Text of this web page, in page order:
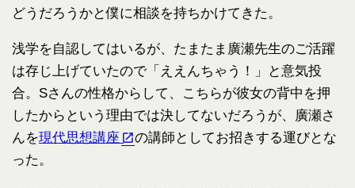
どうだろうかと僕に相談を持ちかけてきた。
浅学を自認してはいるが、たまたま廣瀬先生のご活躍
は存じ上げていたので「ええんちゃう！」と意気投
合。Sさんの性格からして、こちらが彼女の背中を押
したからという理由では決してないだろうが、廣瀬さ
んを現代思想講座
の講師としてお招きする運びとな
った。